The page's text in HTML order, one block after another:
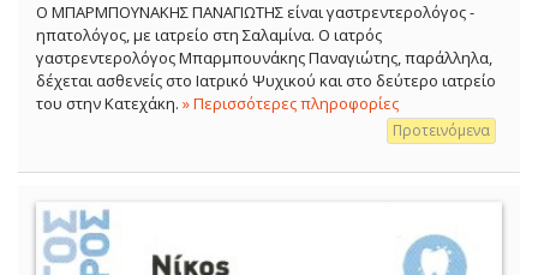
Ο ΜΠΑΡΜΠΟΥΝΑΚΗΣ ΠΑΝΑΓΙΩΤΗΣ είναι γαστρεντερολόγος -
ηπατολόγος, με ιατρείο στη Σαλαμίνα. Ο ιατρός
γαστρεντερολόγος Μπαρμπουνάκης Παναγιώτης, παράλληλα,
δέχεται ασθενείς στο Ιατρικό Ψυχικού και στο δεύτερο ιατρείο
του στην Κατεχάκη. » Περισσότερες πληροφορίες
Προτεινόμενα